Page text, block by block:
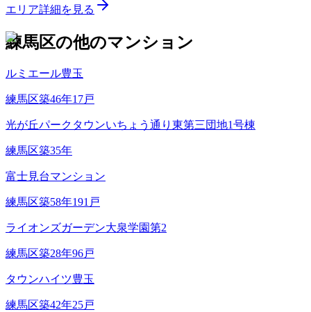
エリア詳細を見る
練馬区の他のマンション
ルミエール豊玉
練馬区築46年17戸
光が丘パークタウンいちょう通り東第三団地1号棟
練馬区築35年
富士見台マンション
練馬区築58年191 戸
ライオンズガーデン大泉学園第2
練馬区築28年96戸
タウンハイツ豊玉
練馬区築42年25戸